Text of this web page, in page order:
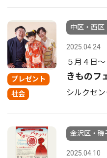
プレゼント
社会
中区・西区
2025.04.24
５月４日
きものフ
シルクセ
金沢区・磯
2025.04.10